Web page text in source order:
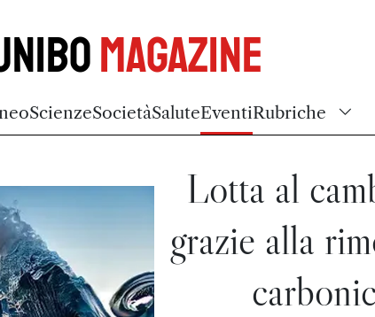
Magazine
ScienzeSocietàSaluteEventiRubriche
Lotta al
grazie alla